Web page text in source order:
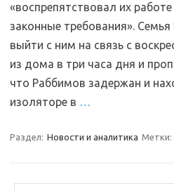
«воспрепятствовал их
законные требования».
выйти с ним на связь с
из дома в три часа дня и
что Раббимов задержан и
изоляторе в …
Раздел: Новости и аналитика Метки: